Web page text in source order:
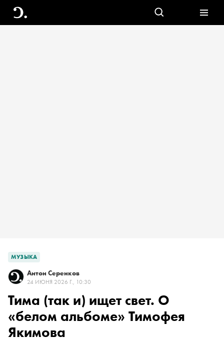
МУЗЫКА
Антон Серенков
24 ИЮНЯ 2026 Г., 10:30
Тима (так и) ищет свет. О
«белом альбоме» Тимофея
Якимова